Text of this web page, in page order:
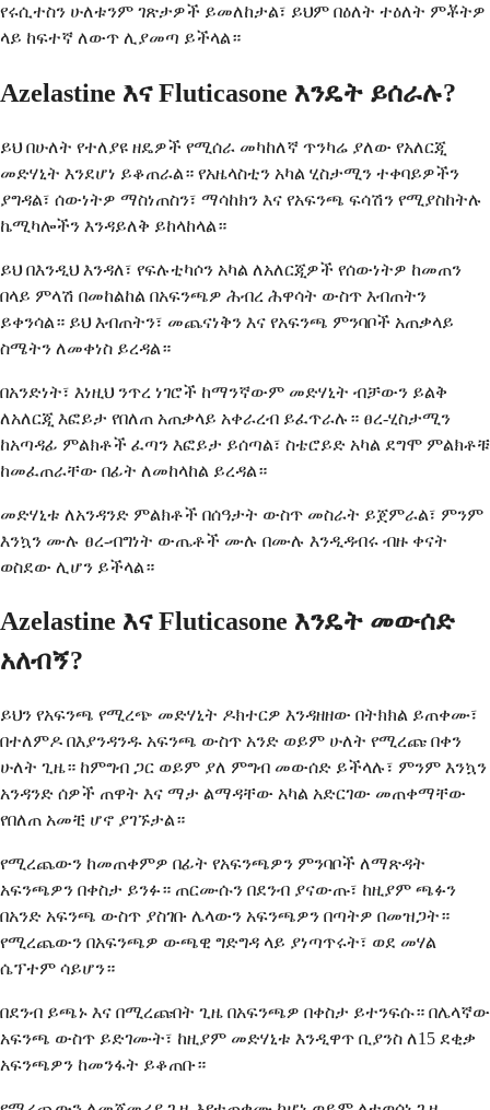
የሩሲተስን ሁለቱንም ገጽታዎች ይመለከታል፣ ይህም በዕለት ተዕለት ምቾትዎ
ላይ ከፍተኛ ለውጥ ሊያመጣ ይችላል።
Azelastine እና Fluticasone እንዴት ይሰራሉ?
ይህ በሁለት የተለያዩ ዘዴዎች የሚሰራ መካከለኛ ጥንካሬ ያለው የአለርጂ
መድሃኒት እንደሆነ ይቆጠራል። የአዜላስቲን አካል ሂስታሚን ተቀባይዎችን
ያግዳል፣ ሰውነትዎ ማስነጠስን፣ ማሳከክን እና የአፍንጫ ፍሳሽን የሚያስከትሉ
ኬሚካሎችን እንዳይለቅ ይከላከላል።
ይህ በእንዲህ እንዳለ፣ የፍሉቲካሶን አካል ለአለርጂዎች የሰውነትዎ ከመጠን
በላይ ምላሽ በመከልከል በአፍንጫዎ ሕብረ ሕዋሳት ውስጥ እብጠትን
ይቀንሳል። ይህ እብጠትን፣ መጨናነቅን እና የአፍንጫ ምንባቦች አጠቃላይ
ስሜትን ለመቀነስ ይረዳል።
በአንድነት፣ እነዚህ ንጥረ ነገሮች ከማንኛውም መድሃኒት ብቻውን ይልቅ
ለአለርጂ እፎይታ የበለጠ አጠቃላይ አቀራረብ ይፈጥራሉ። ፀረ-ሂስታሚን
ከአጣዳፊ ምልክቶች ፈጣን እፎይታ ይሰጣል፣ ስቴሮይድ አካል ደግሞ ምልክቶቹ
ከመፈጠራቸው በፊት ለመከላከል ይረዳል።
መድሃኒቱ ለአንዳንድ ምልክቶች በሰዓታት ውስጥ መስራት ይጀምራል፣ ምንም
እንኳን ሙሉ ፀረ-ብግነት ውጤቶች ሙሉ በሙሉ እንዲዳብሩ ብዙ ቀናት
ወስደው ሊሆን ይችላል።
Azelastine እና Fluticasone እንዴት መውሰድ
አለብኝ?
ይህን የአፍንጫ የሚረጭ መድሃኒት ዶክተርዎ እንዳዘዘው በትክክል ይጠቀሙ፣
በተለምዶ በእያንዳንዱ አፍንጫ ውስጥ አንድ ወይም ሁለት የሚረጩ በቀን
ሁለት ጊዜ። ከምግብ ጋር ወይም ያለ ምግብ መውሰድ ይችላሉ፣ ምንም እንኳን
አንዳንድ ሰዎች ጠዋት እና ማታ ልማዳቸው አካል አድርገው መጠቀማቸው
የበለጠ አመቺ ሆኖ ያገኙታል።
የሚረጨውን ከመጠቀምዎ በፊት የአፍንጫዎን ምንባቦች ለማጽዳት
አፍንጫዎን በቀስታ ይንፉ። ጠርሙሱን በደንብ ያናውጡ፣ ከዚያም ጫፉን
በአንድ አፍንጫ ውስጥ ያስገቡ ሌላውን አፍንጫዎን በጣትዎ በመዝጋት።
የሚረጨውን በአፍንጫዎ ውጫዊ ግድግዳ ላይ ያነጣጥሩት፣ ወደ መሃል
ሴፕተም ሳይሆን።
በደንብ ይጫኑ እና በሚረጩበት ጊዜ በአፍንጫዎ በቀስታ ይተንፍሱ። በሌላኛው
አፍንጫ ውስጥ ይድገሙት፣ ከዚያም መድሃኒቱ እንዲዋጥ ቢያንስ ለ15 ደቂቃ
አፍንጫዎን ከመንፋት ይቆጠቡ።